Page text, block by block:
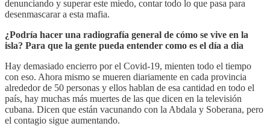
denunciando y superar este miedo, contar todo lo que pasa para
desenmascarar a esta mafia.
¿Podría hacer una radiografía general de cómo se vive en la
isla? Para que la gente pueda entender como es el día a dia
Hay demasiado encierro por el Covid-19, mienten todo el tiempo
con eso. Ahora mismo se mueren diariamente en cada provincia
alrededor de 50 personas y ellos hablan de esa cantidad en todo el
país, hay muchas más muertes de las que dicen en la televisión
cubana. Dicen que están vacunando con la Abdala y Soberana, pero
el contagio sigue aumentando.